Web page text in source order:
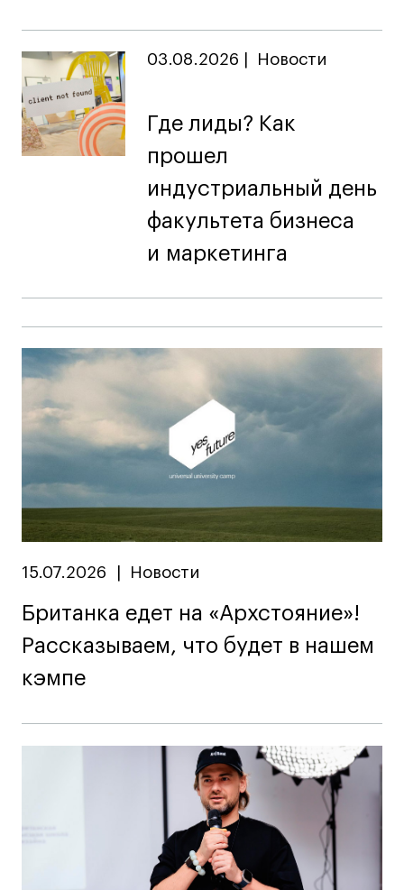
03.08.2026 Новости
Где лиды? Как
прошел
индустриальный день
факультета бизнеса
и маркетинга
15.07.2026 Новости
Британка едет на «Архстояние»!
Рассказываем, что будет в нашем
кэмпе